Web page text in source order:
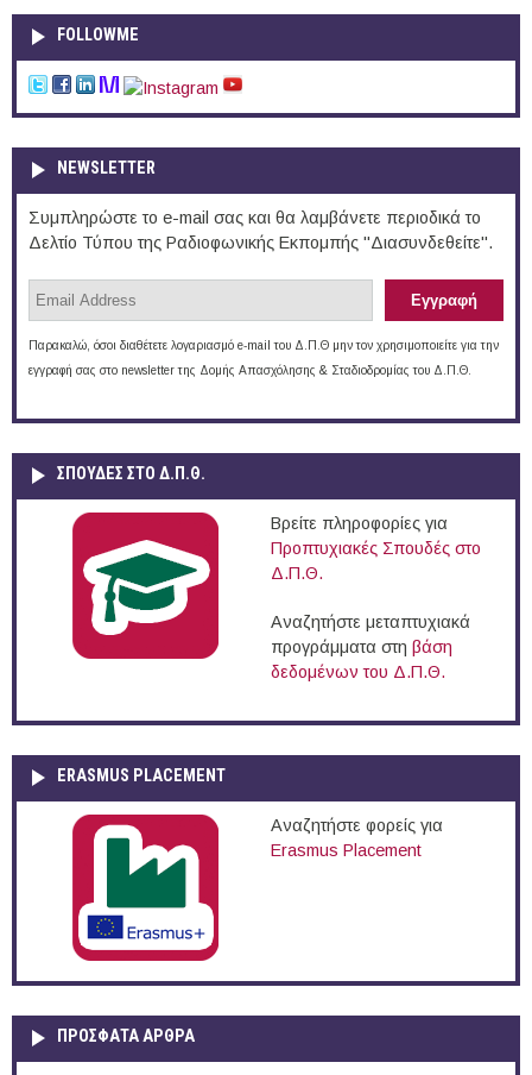
FOLLOWME
NEWSLETTER
Συμπληρώστε το e-mail σας και θα λαμβάνετε περιοδικά το
Δελτίο Τύπου της Ραδιοφωνικής Εκπομπής "Διασυνδεθείτε".
Παρακαλώ, όσοι διαθέτετε λογαριασμό e-mail του Δ.Π.Θ μην τον χρησιμοποιείτε για την
εγγραφή σας στο newsletter της Δομής Απασχόλησης & Σταδιοδρομίας του Δ.Π.Θ.
ΣΠΟΥΔΈΣ ΣΤΟ Δ.Π.Θ.
Βρείτε πληροφορίες για
Προπτυχιακές Σπουδές στο
Δ.Π.Θ.
Αναζητήστε μεταπτυχιακά
προγράμματα στη βάση
δεδομένων του Δ.Π.Θ.
ERASMUS PLACEMENT
Αναζητήστε φορείς για
Erasmus Placement
ΠΡOΣΦΑΤΑ AΡΘΡΑ